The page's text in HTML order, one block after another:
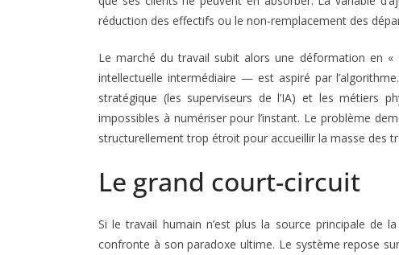
réduction des effectifs ou le non-remplacement des
Le marché du travail subit alors une déformation en
intellectuelle intermédiaire — est aspiré par
stratégique (les superviseurs de l’IA) et les métiers
impossibles à numériser pour l’instant. Le problème
structurellement trop étroit pour accueillir la masse des
Le grand court-circuit
Si le travail humain n’est plus la source principale de
confronte à son paradoxe ultime. Le système repose